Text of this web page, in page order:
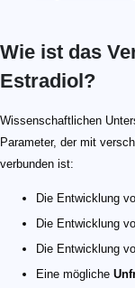
Wie ist das
Estradiol?
Wissenschaftlichen
Parameter, der mit
verbunden ist:
Die Entwicklung
Die Entwicklung
Die Entwicklung
Eine mögliche